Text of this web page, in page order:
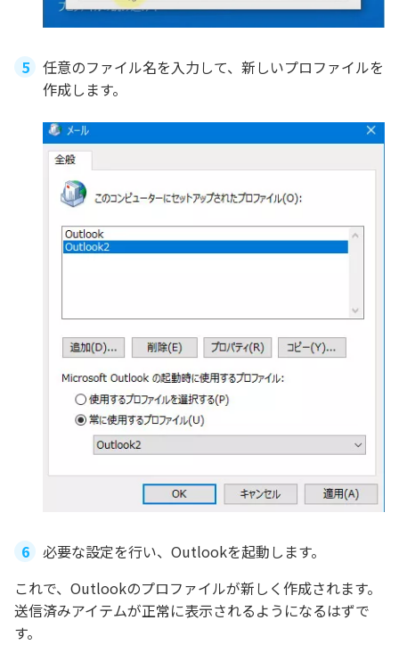
任意のファイル名を入力して、新しいプロファイルを
作成します。
必要な設定を行い、Outlookを起動します。
これで、Outlookのプロファイルが新しく作成されます。
送信済みアイテムが正常に表示されるようになるはずで
す。